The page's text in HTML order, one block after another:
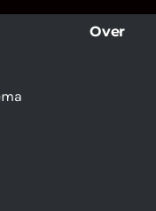
Over